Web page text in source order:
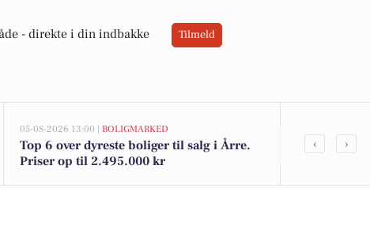
- direkte i din indbakke Tilmeld
05-08-2026 13:00 | BOLIGMARKED
Top 6 over dyreste boliger til salg i Årre.
Priser op til 2.495.000 kr
De
‹ ›